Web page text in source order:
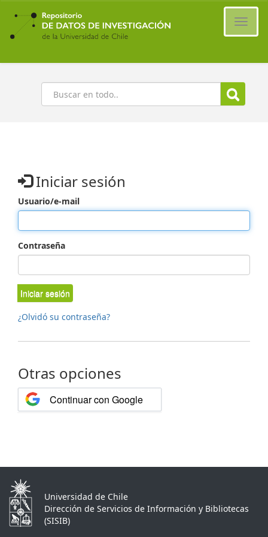
Ir
contenido
principal
Buscar
Iniciar sesión
Usuario/e-mail
Contraseña
Iniciar sesión
¿Olvidó su contraseña?
Otras opciones
Continuar con Google
Universidad de Chile
Dirección de Servicios de Información y Bibliotecas
(SISIB)